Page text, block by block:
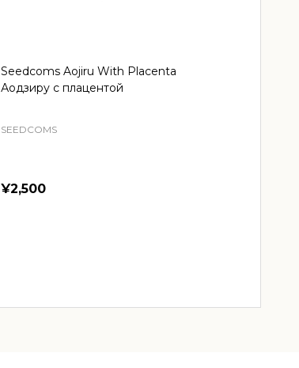
Seedcoms Aojiru With Placenta
Аодзиру с плацентой
SEEDCOMS
¥2,500